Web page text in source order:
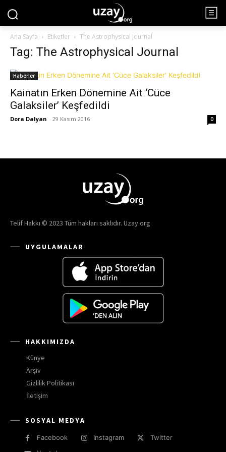
Ana Sayfa Etiketler The Astrophysical Journal
Tag: The Astrophysical Journal
Haberler
Kainatın Erken Dönemine Ait ‘Cüce
Galaksiler’ Keşfedildi
Dora Dalyan - 29 Kasım 2016 0
Telif Hakkı © 2023 Tüm hakları saklıdır. Uzay.org
UYGULAMALAR
HAKKIMIZDA
Künye
Arşiv
Gizlilik Politikası
İletişim
SOSYAL MEDYA
Facebook Instagram
Twitter